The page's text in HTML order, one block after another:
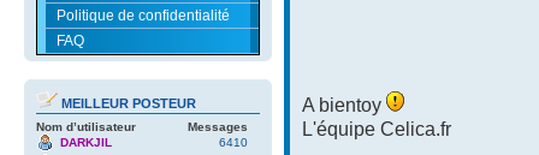
Politique de confidentialité
FAQ
MEILLEUR POSTEUR
Nom d’utilisateur
Messages
DARKJIL
6410
A bientoy
L'équipe Celica.fr